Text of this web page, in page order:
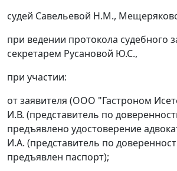
судей Савельевой Н.М.,
при ведении протокола судебного
секретарем Русановой Ю.С.,
при участии:
от заявителя (ООО "Гастроном
И.В. (представитель по
предъявлено удостоверение
И.А. (представитель по
предъявлен паспорт);